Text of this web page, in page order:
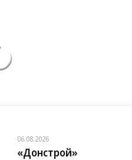
06.08.2026
«Донстрой»